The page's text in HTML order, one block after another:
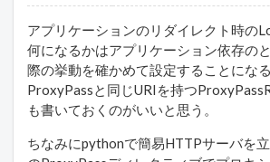
アプリケーションのリダイレクト時の
何になるかはアプリケーション依存の
際の挙動を確かめて設定することにな
ProxyPassと同じURIを持つ
も書いておくのがいいと思う。
ちなみにpythonで簡易HTTPサーバを